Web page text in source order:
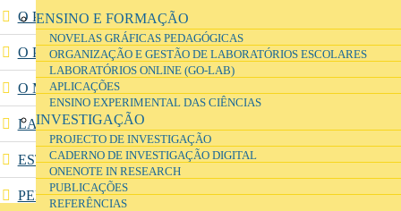
ENSINO E FORMAÇÃO
NOVELAS GRÁFICAS PEDAGÓGICAS
ORGANIZAÇÃO E GESTÃO DE LABORATÓRIOS ESCOLARES
LABORATÓRIOS ONLINE (GO-LAB)
APLICAÇÕES
ENSINO EXPERIMENTAL DAS CIÊNCIAS
INVESTIGAÇÃO
PROJECTO DE INVESTIGAÇÃO
CADERNO DE INVESTIGAÇÃO DIGITAL
ONENOTE IN RESEARCH
PUBLICAÇÕES
REFERÊNCIAS
O PASSADO
O PROGRAMA DA PARQUE ESCOLAR EPE
O MODELO PROPOSTO PARA O PROGRAMA
LABORATÓRIOS INTERVENCIONADOS
ESTÚDIOS DE APRENDIZAGEM DE CIÊNCIAS
PERGUNTAS FREQUENTES